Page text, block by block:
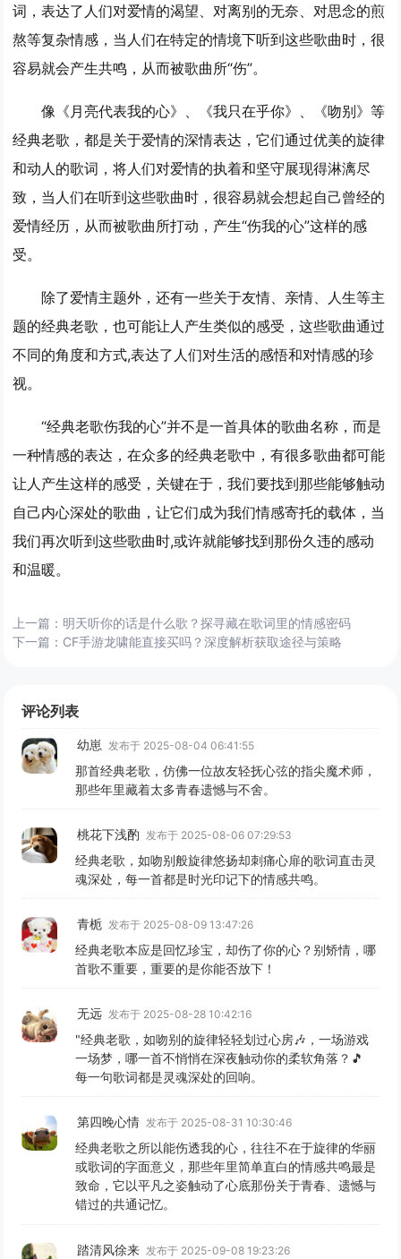
词，表达了人们对爱情的渴望、对离别的无奈、对思念的煎
熬等复杂情感，当人们在特定的情境下听到这些歌曲时，很
容易就会产生共鸣，从而被歌曲所“伤”。
像《月亮代表我的心》、《我只在乎你》、《吻别》等
经典老歌，都是关于爱情的深情表达，它们通过优美的旋律
和动人的歌词，将人们对爱情的执着和坚守展现得淋漓尽
致，当人们在听到这些歌曲时，很容易就会想起自己曾经的
爱情经历，从而被歌曲所打动，产生“伤我的心”这样的感
受。
除了爱情主题外，还有一些关于友情、亲情、人生等主
题的经典老歌，也可能让人产生类似的感受，这些歌曲通过
不同的角度和方式,表达了人们对生活的感悟和对情感的珍
视。
“经典老歌伤我的心”并不是一首具体的歌曲名称，而是
一种情感的表达，在众多的经典老歌中，有很多歌曲都可能
让人产生这样的感受，关键在于，我们要找到那些能够触动
自己内心深处的歌曲，让它们成为我们情感寄托的载体，当
我们再次听到这些歌曲时,或许就能够找到那份久违的感动
和温暖。
上一篇： 明天听你的话是什么歌？探寻藏在歌词里的情感密码
下一篇： CF手游龙啸能直接买吗？深度解析获取途径与策略
评论列表
幼崽 发布于 2025-08-04 06:41:55
那首经典老歌，仿佛一位故友轻抚心弦的指尖魔术师，
那些年里藏着太多青春遗憾与不舍。
桃花下浅酌 发布于 2025-08-06 07:29:53
经典老歌，如吻别般旋律悠扬却刺痛心扉的歌词直击灵
魂深处，每一首都是时光印记下的情感共鸣。
青栀 发布于 2025-08-09 13:47:26
经典老歌本应是回忆珍宝，却伤了你的心？别矫情，哪
首歌不重要，重要的是你能否放下！
无远 发布于 2025-08-28 10:42:16
"经典老歌，如吻别的旋律轻轻划过心房🎶，一场游戏
一场梦，哪一首不悄悄在深夜触动你的柔软角落？🎵
每一句歌词都是灵魂深处的回响。
第四晚心情 发布于 2025-08-31 10:30:46
经典老歌之所以能伤透我的心，往往不在于旋律的华丽
或歌词的字面意义，那些年里简单直白的情感共鸣最是
致命，它以平凡之姿触动了心底那份关于青春、遗憾与
错过的共通记忆。
踏清风徐来 发布于 2025-09-08 19:23:26